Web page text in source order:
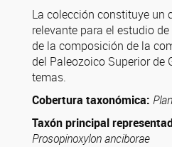
La colección constituye un
relevante para el estudio
de la composición de la
del Paleozoico Superior de
temas.
Cobertura taxonómica:
Taxón principal
Prosopinoxylon anciborae